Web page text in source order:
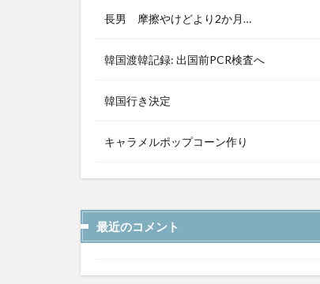
長男 摩擦やけどより2か月…
韓国渡韓記録: 出国前PCR検査へ
韓国行き決定
キャラメルポップコーン作り
最近のコメント